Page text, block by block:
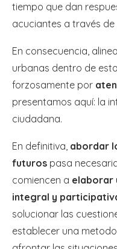
tiempo que dan
acuciantes a través
En consecuencia,
urbanas dentro de
forzosamente por
presentamos aquí: la
ciudadana.
En definitiva, abordar
futuros pasa
comiencen a elaborar
integral y
solucionar las
establecer una